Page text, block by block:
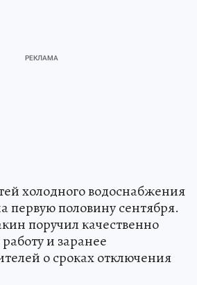
холодного водоснабжения
первую половину сентября.
поручил качественно
и заранее
о сроках отключения